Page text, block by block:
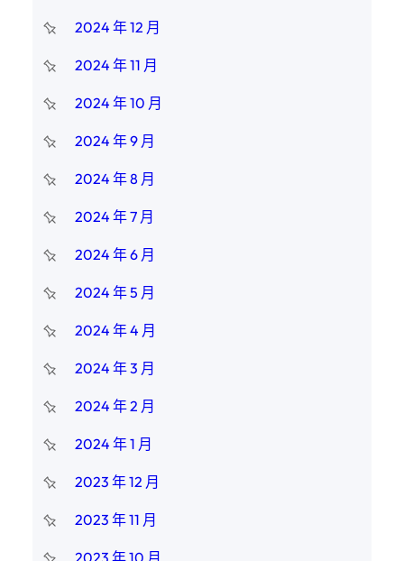
2024 年 12 月
2024 年 11 月
2024 年 10 月
2024 年 9 月
2024 年 8 月
2024 年 7 月
2024 年 6 月
2024 年 5 月
2024 年 4 月
2024 年 3 月
2024 年 2 月
2024 年 1 月
2023 年 12 月
2023 年 11 月